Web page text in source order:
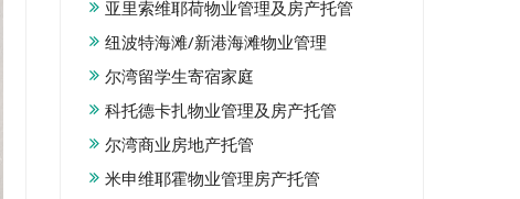
亚里索维耶荷物业管理及房产托管
纽波特海滩/新港海滩物业管理
尔湾留学生寄宿家庭
科托德卡扎物业管理及房产托管
尔湾商业房地产托管
米申维耶霍物业管理房产托管